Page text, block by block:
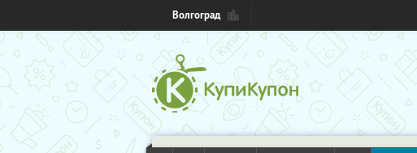
Волгоград